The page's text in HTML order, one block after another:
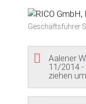
Geschäftsführer
Aalener
11/2014 -
ziehen um